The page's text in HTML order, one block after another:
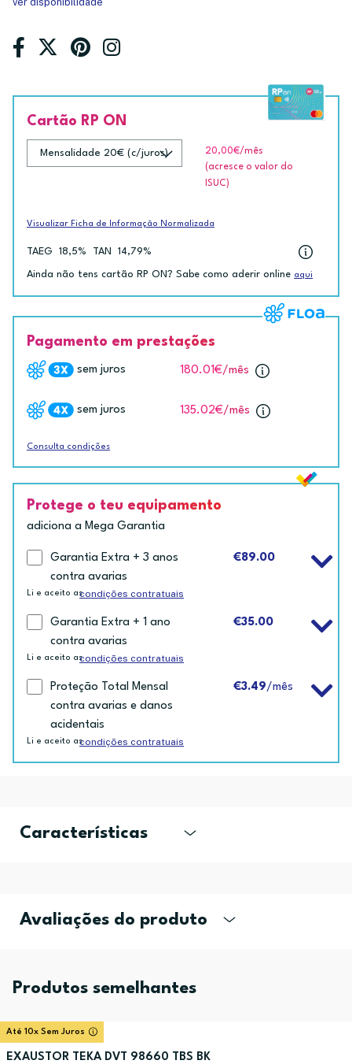
Cartão RP ON
20,00€/mês
(acresce o valor do
ISUC)
Visualizar Ficha de Informação Normalizada
TAEG 18,5% TAN 14,79%
Ainda não tens cartão RP ON? Sabe como aderir online aqui
Pagamento em prestações
sem juros 180.01€/mês
sem juros 135.02€/mês
Consulta condições
Protege o teu equipamento
adiciona a Mega Garantia
Garantia Extra + 3 anos
contra avarias
€89.00
Li e aceito ascondições contratuais
Garantia Extra + 1 ano
contra avarias
€35.00
Li e aceito ascondições contratuais
Proteção Total Mensal
contra avarias e danos
acidentais
€3.49/mês
Li e aceito ascondições contratuais
Características
Avaliações do produto
Produtos semelhantes
Até 10x Sem Juros
EXAUSTOR TEKA DVT 98660 TBS BK